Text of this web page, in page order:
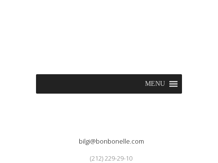
MENU
bilgi@bonbonelle.com
(212) 229-29-10